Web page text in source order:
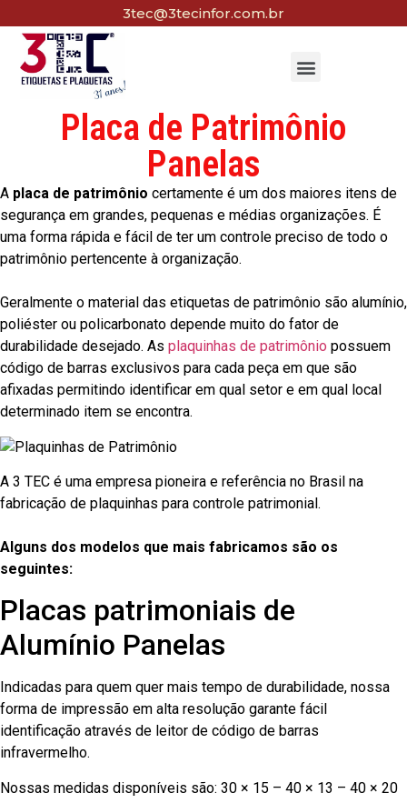
3tec@3tecinfor.com.br
Placa de Patrimônio
Panelas
A placa de patrimônio certamente é um dos maiores itens de
segurança em grandes, pequenas e médias organizações. É
uma forma rápida e fácil de ter um controle preciso de todo o
patrimônio pertencente à organização.
Geralmente o material das etiquetas de patrimônio são alumínio,
poliéster ou policarbonato depende muito do fator de
durabilidade desejado. As plaquinhas de patrimônio possuem
código de barras exclusivos para cada peça em que são
afixadas permitindo identificar em qual setor e em qual local
determinado item se encontra.
A 3 TEC é uma empresa pioneira e referência no Brasil na
fabricação de plaquinhas para controle patrimonial.
Alguns dos modelos que mais fabricamos são os
seguintes:
Placas patrimoniais de
Alumínio Panelas
Indicadas para quem quer mais tempo de durabilidade, nossa
forma de impressão em alta resolução garante fácil
identificação através de leitor de código de barras
infravermelho.
Nossas medidas disponíveis são: 30 × 15 – 40 × 13 – 40 × 20